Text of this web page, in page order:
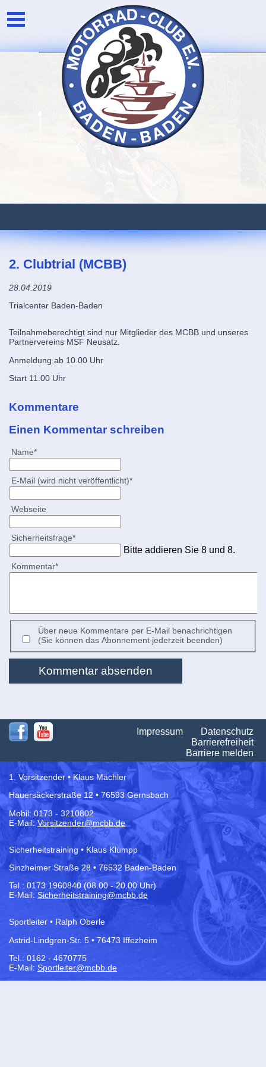
2. Clubtrial (MCBB)
28.04.2019
Trialcenter Baden-Baden
Teilnahmeberechtigt sind nur Mitglieder des MCBB und unseres
Partnervereins MSF Neusatz.
Anmeldung ab 10.00 Uhr
Start 11.00 Uhr
Kommentare
Einen Kommentar schreiben
Pflichtfeld
Name*
Pflichtfeld
E-Mail (wird nicht veröffentlicht)*
Webseite
Pflichtfeld
Sicherheitsfrage*
Bitte addieren Sie 8 und 8.
Pflichtfeld
Kommentar*
Über neue Kommentare per E-Mail benachrichtigen
(Sie können das Abonnement jederzeit beenden)
Kommentar absenden
Impressum
Datenschutz
Barrierefreiheit
Barriere melden
1. Vorsitzender • Klaus Mächler
Hauersäckerstraße 12 • 76593 Gernsbach
Mobil: 0173 - 3210802
E-Mail: Vorsitzender@mcbb.de
Sicherheitstraining • Klaus Klumpp
Sinzheimer Straße 28 • 76532 Baden-Baden
Tel.: 0173 1960840 (08.00 - 20.00 Uhr)
E-Mail: Sicherheitstraining@mcbb.de
Sportleiter • Ralph Oberle
Astrid-Lindgren-Str. 5 • 76473 Iffezheim
Tel.: 0162 - 4670775
E-Mail: Sportleiter@mcbb.de
Unser Verein
Die Vorstandschaft